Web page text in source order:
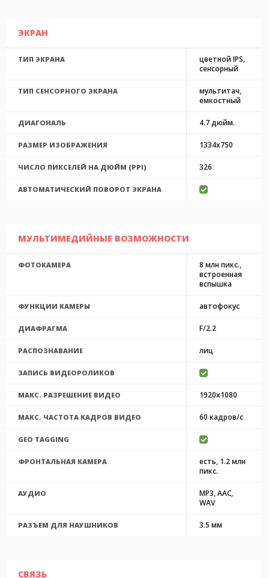
ЭКРАН
ТИП ЭКРАНА
цветной IPS,
сенсорный
ТИП СЕНСОРНОГО ЭКРАНА
мультитач,
емкостный
ДИАГОНАЛЬ 4.7 дюйм.
РАЗМЕР ИЗОБРАЖЕНИЯ 1334x750
ЧИСЛО ПИКСЕЛЕЙ НА ДЮЙМ (PPI) 326
АВТОМАТИЧЕСКИЙ ПОВОРОТ ЭКРАНА
МУЛЬТИМЕДИЙНЫЕ ВОЗМОЖНОСТИ
ФОТОКАМЕРА
8 млн пикс.,
встроенная
вспышка
ФУНКЦИИ КАМЕРЫ автофокус
ДИАФРАГМА F/2.2
РАСПОЗНАВАНИЕ лиц
ЗАПИСЬ ВИДЕОРОЛИКОВ
МАКС. РАЗРЕШЕНИЕ ВИДЕО 1920x1080
МАКС. ЧАСТОТА КАДРОВ ВИДЕО 60 кадров/с
GEO TAGGING
ФРОНТАЛЬНАЯ КАМЕРА
есть, 1.2 млн
пикс.
АУДИО
MP3, AAC,
WAV
РАЗЪЕМ ДЛЯ НАУШНИКОВ 3.5 мм
СВЯЗЬ